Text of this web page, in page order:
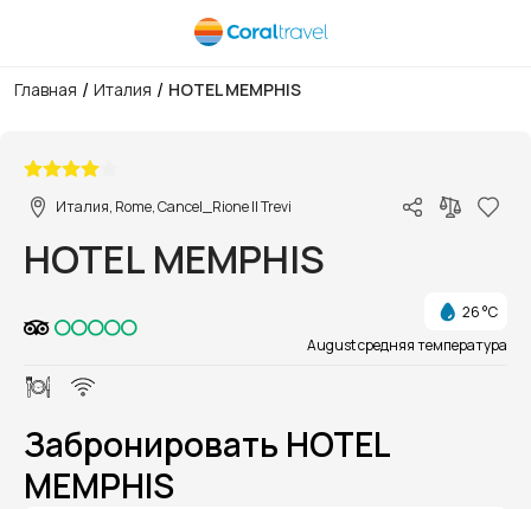
Главная / Италия / HOTEL MEMPHIS
Италия, Rome, Cancel_Rione II Trevi
HOTEL MEMPHIS
26 °C
August средняя температура
Забронировать HOTEL
MEMPHIS